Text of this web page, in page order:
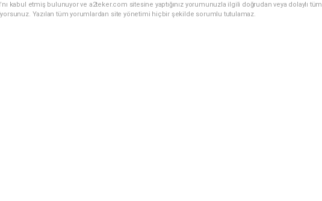
kabul etmiş bulunuyor ve a2teker.com sitesine yaptığınız yorumunuzla ilgili doğrudan veya dolaylı tüm
Yazılan tüm yorumlardan site yönetimi hiçbir şekilde sorumlu tutulamaz.